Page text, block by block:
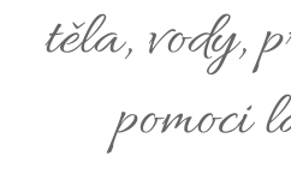
těla, vody,
pomoci